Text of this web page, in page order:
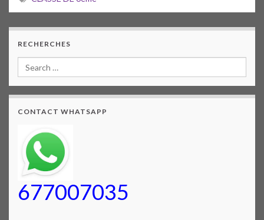
RECHERCHES
CONTACT WHATSAPP
677007035